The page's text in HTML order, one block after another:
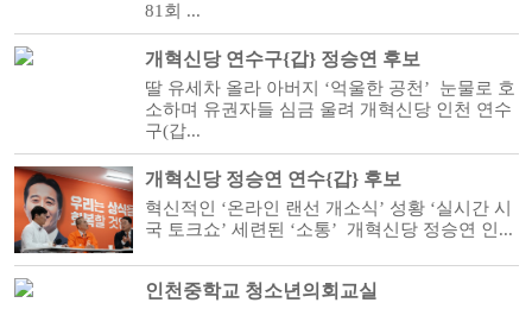
81회 ...
개혁신당 연수구{갑} 정승연 후보
딸 유세차 올라 아버지 ‘억울한 공천’ 눈물로 호
소하며 유권자들 심금 울려 개혁신당 인천 연수
구(갑...
개혁신당 정승연 연수{갑} 후보
혁신적인 ‘온라인 랜선 개소식’ 성황 ‘실시간 시
국 토크쇼’ 세련된 ‘소통’ 개혁신당 정승연 인...
인천중학교 청소년의회교실